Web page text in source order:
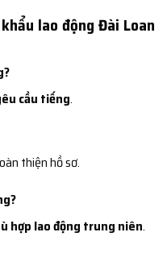
lao động Đài Loan
cầu tiếng.
thiện hồ sơ.
hợp lao động trung niên.